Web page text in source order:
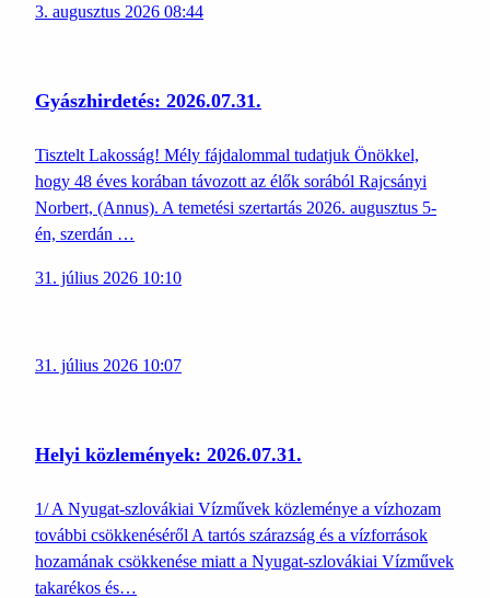
3. augusztus 2026 08:44
Gyászhirdetés: 2026.07.31.
Tisztelt Lakosság! Mély fájdalommal tudatjuk Önökkel,
hogy 48 éves korában távozott az élők sorából Rajcsányi
Norbert, (Annus). A temetési szertartás 2026. augusztus 5-
én, szerdán …
31. július 2026 10:10
31. július 2026 10:07
Helyi közlemények: 2026.07.31.
1/ A Nyugat-szlovákiai Vízművek közleménye a vízhozam
további csökkenéséről A tartós szárazság és a vízforrások
hozamának csökkenése miatt a Nyugat-szlovákiai Vízművek
takarékos és…